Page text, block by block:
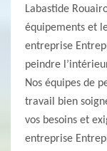
Labastide
équipements et
entreprise
peindre
Nos équipes de
travail bien
vos besoins et
entreprise